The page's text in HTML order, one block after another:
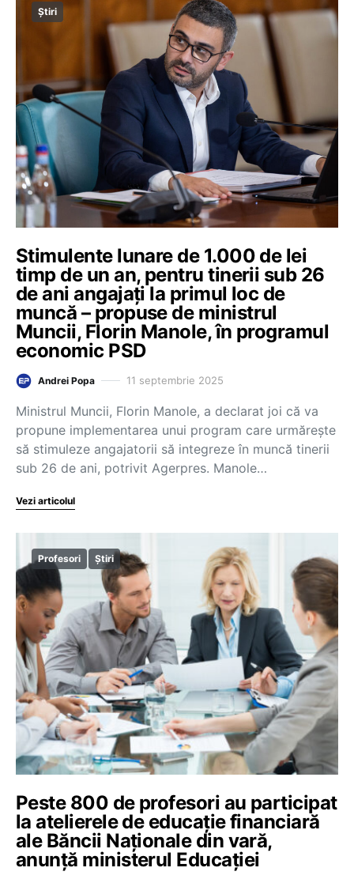
Știri
Stimulente lunare de 1.000 de lei
timp de un an, pentru tinerii sub 26
de ani angajați la primul loc de
muncă – propuse de ministrul
Muncii, Florin Manole, în programul
economic PSD
Andrei Popa 11 septembrie 2025
Ministrul Muncii, Florin Manole, a declarat joi că va
propune implementarea unui program care urmărește
să stimuleze angajatorii să integreze în muncă tinerii
sub 26 de ani, potrivit Agerpres. Manole…
Vezi articolul
Profesori Știri
Peste 800 de profesori au participat
la atelierele de educație financiară
ale Băncii Naționale din vară,
anunță ministerul Educației